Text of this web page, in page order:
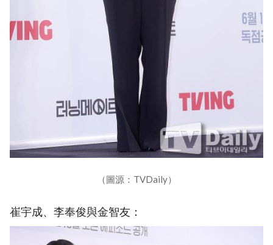
（圖源：TVDaily）
崔宇成、李奉俊與金智友：